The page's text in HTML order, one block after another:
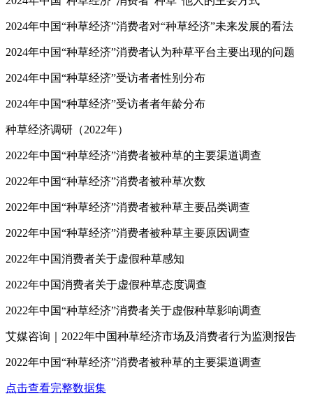
2024年中国“种草经济”消费者对“种草经济”未来发展的看法
2024年中国“种草经济”消费者认为种草平台主要出现的问题
2024年中国“种草经济”受访者者性别分布
2024年中国“种草经济”受访者者年龄分布
种草经济调研（2022年）
2022年中国“种草经济”消费者被种草的主要渠道调查
2022年中国“种草经济”消费者被种草次数
2022年中国“种草经济”消费者被种草主要品类调查
2022年中国“种草经济”消费者被种草主要原因调查
2022年中国消费者关于虚假种草感知
2022年中国消费者关于虚假种草态度调查
2022年中国“种草经济”消费者关于虚假种草影响调查
艾媒咨询｜2022年中国种草经济市场及消费者行为监测报告
2022年中国“种草经济”消费者被种草的主要渠道调查
点击查看完整数据集